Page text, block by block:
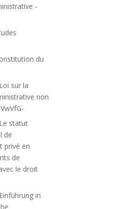
-
du
sur la
non
statut
de
privé en
de
le droit
in